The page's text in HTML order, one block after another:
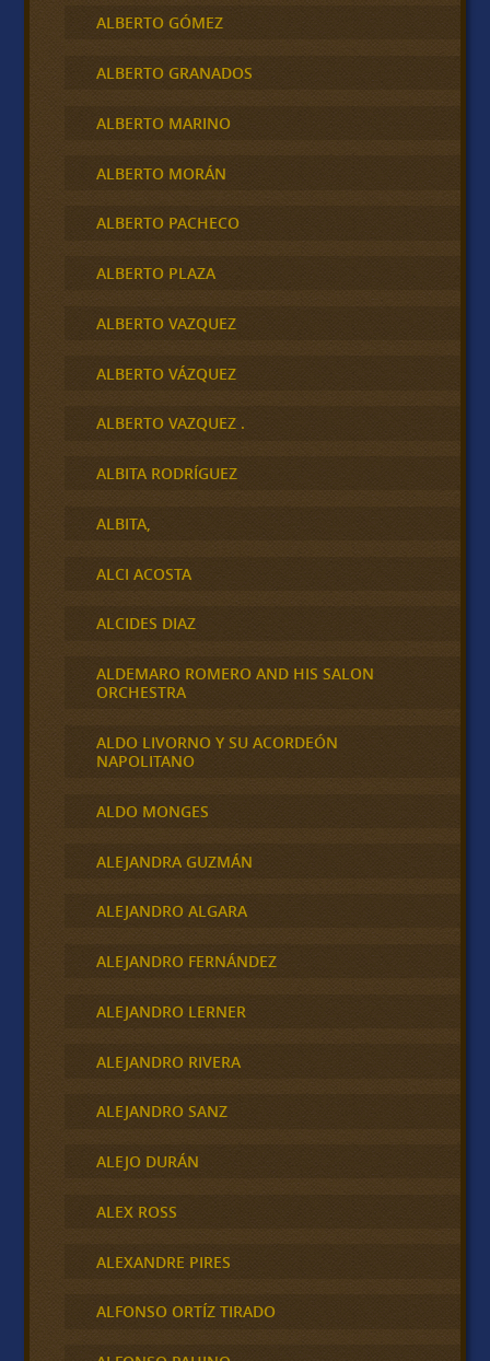
ALBERTO GÓMEZ
ALBERTO GRANADOS
ALBERTO MARINO
ALBERTO MORÁN
ALBERTO PACHECO
ALBERTO PLAZA
ALBERTO VAZQUEZ
ALBERTO VÁZQUEZ
ALBERTO VAZQUEZ .
ALBITA RODRÍGUEZ
ALBITA,
ALCI ACOSTA
ALCIDES DIAZ
ALDEMARO ROMERO AND HIS SALON
ORCHESTRA
ALDO LIVORNO Y SU ACORDEÓN
NAPOLITANO
ALDO MONGES
ALEJANDRA GUZMÁN
ALEJANDRO ALGARA
ALEJANDRO FERNÁNDEZ
ALEJANDRO LERNER
ALEJANDRO RIVERA
ALEJANDRO SANZ
ALEJO DURÁN
ALEX ROSS
ALEXANDRE PIRES
ALFONSO ORTÍZ TIRADO